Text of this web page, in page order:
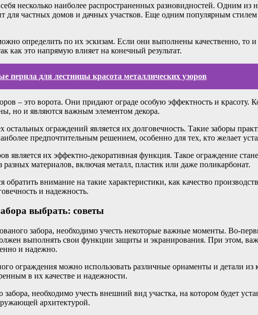
несколько наиболее распространенных разновидностей. Одним из
для частных домов и дачных участков. Еще одним популярным
определить по их эскизам. Если они выполнены качественно, то
как это напрямую влияет на конечный результат.
перила для лестницы красота металлических узоров
– это ворота. Они придают ограде особую эффектность и
но и являются важным элементом декора.
остальных ограждений является их долговечность. Такие заборы
предпочтительным решением, особенно для тех, кто желает
является их эффектно-декоративная функция. Такое ограждение
материалов, включая металл, пластик или даже поликарбонат.
обратить внимание на такие характеристики, как качество
и надежность.
выбрать: советы
забора, необходимо учесть некоторые важные моменты. Во-
выполнять свои функции защиты и экранирования. При этом,
и надежно.
ограждения можно использовать различные орнаменты и детали
в их качестве и надежности.
необходимо учесть внешний вид участка, на котором будет
архитектурой.